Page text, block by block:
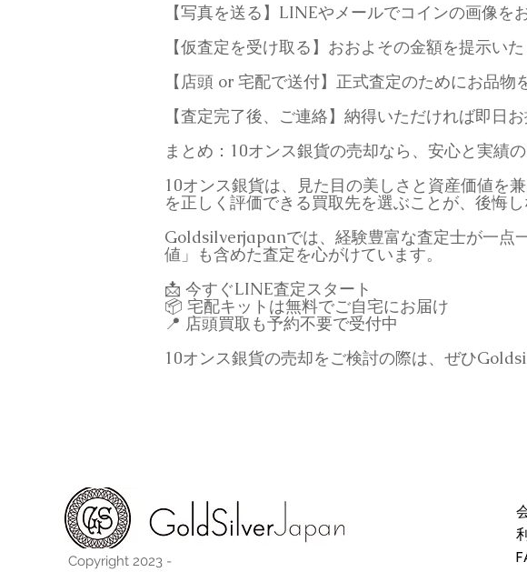
【写真を送る】LINEやメールでコインの画像を
【仮査定を受け取る】おおよその金額を提示い
【店頭 or 宅配で送付】正式査定のためにお品物
【査定完了後、ご連絡】納得いただければ即日
まとめ：10オンス銀貨の売却なら、安心と実績
10オンス銀貨は、見た目の美しさと資産価値を
を正しく評価できる買取先を選ぶことが、後悔
Goldsilverjapanでは、経験豊富な査定士が一点
値」も含めた査定を心がけています。
📩 今すぐLINE査定スタート
📦 宅配キットは無料でご自宅にお届け
📍 店頭買取も予約不要で受付中
10オンス銀貨の売却をご検討の際は、ぜひ
Copyright 2023 -